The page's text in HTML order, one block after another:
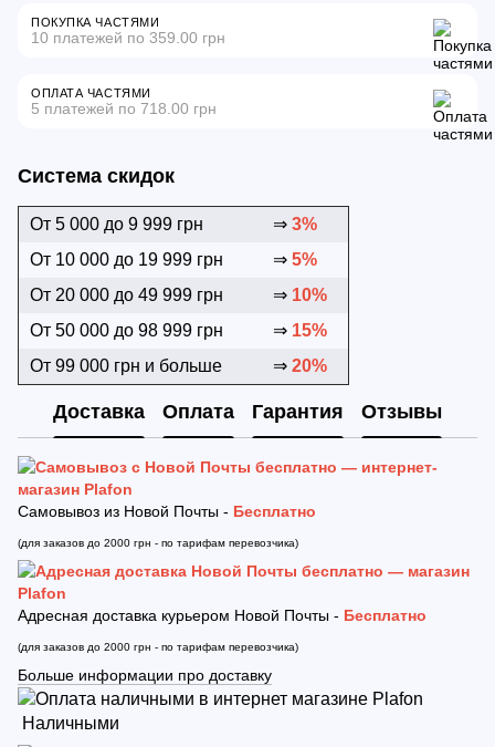
ПОКУПКА ЧАСТЯМИ
10 платежей по 359.00 грн
ОПЛАТА ЧАСТЯМИ
5 платежей по 718.00 грн
Система скидок
От 5 000 до 9 999 грн ⇒ 3%
От 10 000 до 19 999 грн
⇒ 5%
От 20 000 до 49 999 грн
⇒ 10%
От 50 000 до 98 999 грн
⇒ 15%
От 99 000 грн и больше
⇒ 20%
Доставка Оплата Гарантия Отзывы
Самовывоз из Новой Почты - Бесплатно
(для заказов до 2000 грн - по тарифам перевозчика)
Адресная доставка курьером Новой Почты - Бесплатно
(для заказов до 2000 грн - по тарифам перевозчика)
Больше информации про доставку
Наличными